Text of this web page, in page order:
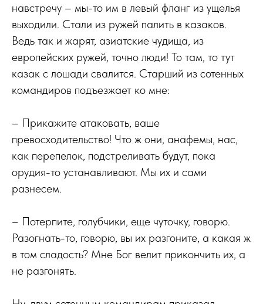
навстречу – мы-то им в левый фланг из ущелья
выходили. Стали из ружей палить в казаков.
Ведь так и жарят, азиатские чудища, из
европейских ружей, точно люди! То там, то тут
казак с лошади свалится. Старший из сотенных
командиров подъезжает ко мне:
– Прикажите атаковать, ваше
превосходительство! Что ж они, анафемы, нас,
как перепелок, подстреливать будут, пока
орудия-то устанавливают. Мы их и сами
разнесем.
– Потерпите, голубчики, еще чуточку, говорю.
Разогнать-то, говорю, вы их разгоните, а какая ж
в том сладость? Мне Бог велит прикончить их, а
не разгонять.